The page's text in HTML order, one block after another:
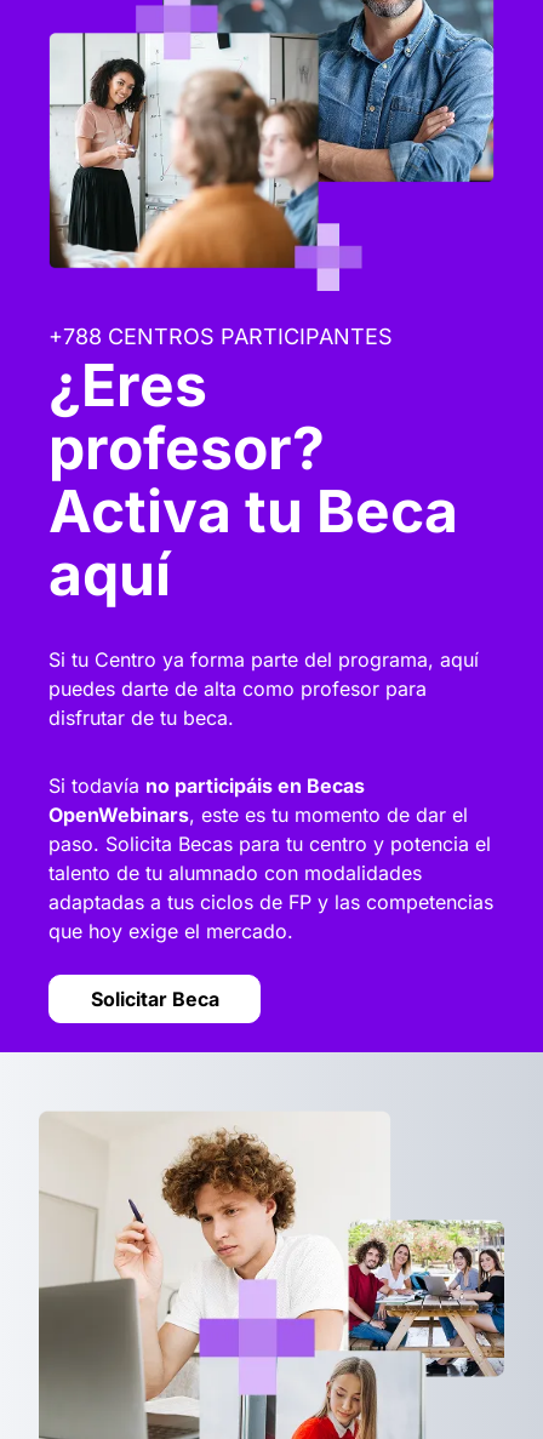
+788 CENTROS PARTICIPANTES
¿Eres
profesor?
Activa tu Beca
aquí
Si tu Centro ya forma parte del programa, aquí
puedes darte de alta como profesor para
disfrutar de tu beca.
Si todavía no participáis en Becas
OpenWebinars, este es tu momento de dar el
paso. Solicita Becas para tu centro y potencia el
talento de tu alumnado con modalidades
adaptadas a tus ciclos de FP y las competencias
que hoy exige el mercado.
Solicitar Beca